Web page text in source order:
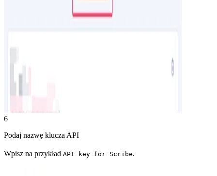
6
Podaj nazwę klucza API
Wpisz na przykład API key for Scribe.